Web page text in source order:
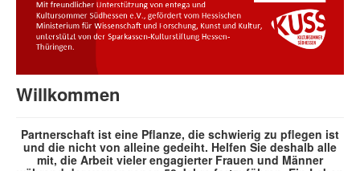
Willkommen
Partnerschaft ist eine Pflanze, die schwierig zu pflegen ist
und die nicht von alleine gedeiht. Helfen Sie deshalb alle
mit, die Arbeit vieler engagierter Frauen und Männer